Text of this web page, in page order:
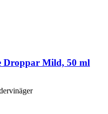
Droppar Mild, 50 ml